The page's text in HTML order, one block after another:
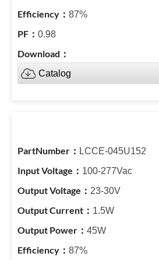
87%
0.98
Catalog
LCCE-045U152
100-277Vac
23-30V
1.5W
45W
87%